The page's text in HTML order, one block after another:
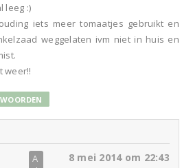
leeg :)
iets meer tomaatjes gebruikt en
weggelaten ivm niet in huis en
weer!!
8 mei 2014 om 22:43